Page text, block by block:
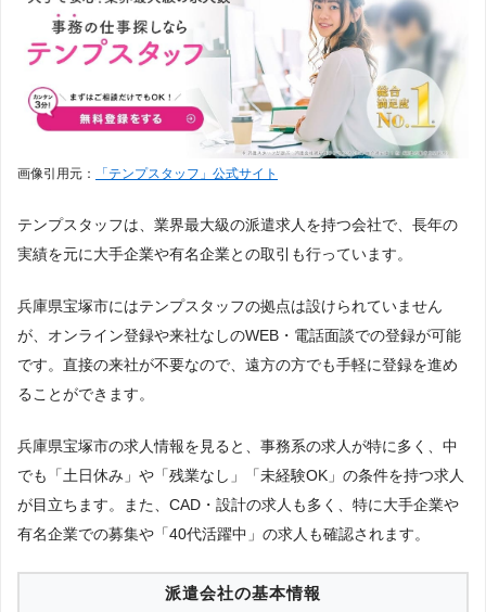
画像引用元： 「テンプスタッフ」公式サイト
テンプスタッフは、業界最大級の派遣求人を持つ会社で、長年の
実績を元に大手企業や有名企業との取引も行っています。
兵庫県宝塚市にはテンプスタッフの拠点は設けられていません
が、オンライン登録や来社なしのWEB・電話面談での登録が可能
です。直接の来社が不要なので、遠方の方でも手軽に登録を進め
ることができます。
兵庫県宝塚市の求人情報を見ると、事務系の求人が特に多く、中
でも「土日休み」や「残業なし」「未経験OK」の条件を持つ求人
が目立ちます。また、CAD・設計の求人も多く、特に大手企業や
有名企業での募集や「40代活躍中」の求人も確認されます。
派遣会社の基本情報